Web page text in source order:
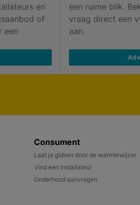
en
of
een
een ruime blik.
vraag direct een
aan.
Consument
Laat je gidsen door de warmtewijzer
Vind een installateur
Onderhoud aanvragen